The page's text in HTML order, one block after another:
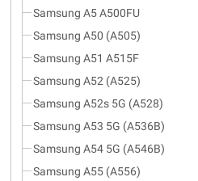
Samsung A5 A500FU
Samsung A50 (A505)
Samsung A51 A515F
Samsung A52 (A525)
Samsung A52s 5G (A528)
Samsung A53 5G (A536B)
Samsung A54 5G (A546B)
Samsung A55 (A556)